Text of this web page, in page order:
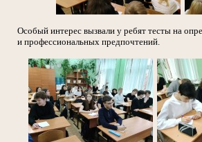
Особый интерес вызвали у ребят тесты на
и профессиональных предпочтений.